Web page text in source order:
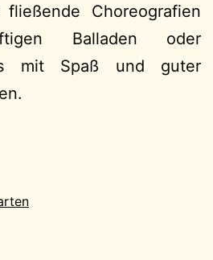
Choreografien
Balladen oder
mit Spaß und guter